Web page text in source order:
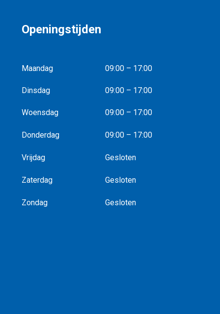
Openingstijden
Maandag 09:00 – 17:00
Dinsdag 09:00 – 17:00
Woensdag 09:00 – 17:00
Donderdag 09:00 – 17:00
Vrijdag Gesloten
Zaterdag Gesloten
Zondag Gesloten